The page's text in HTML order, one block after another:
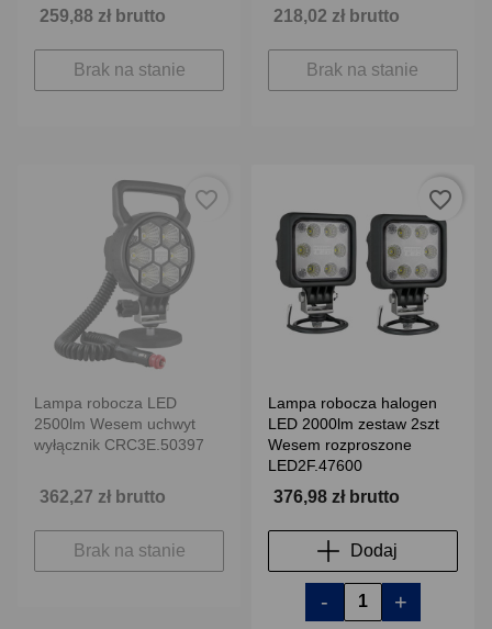
259,88 zł brutto
Brak na stanie
218,02 zł brutto
Brak na stanie
Lampa robocza LED
2500lm Wesem uchwyt
wyłącznik CRC3E.50397
362,27 zł brutto
Brak na stanie
favorite_border
Lampa robocza halogen
LED 2000lm zestaw 2szt
Wesem rozproszone
LED2F.47600
376,98 zł brutto
Dodaj
- +
favorite_border